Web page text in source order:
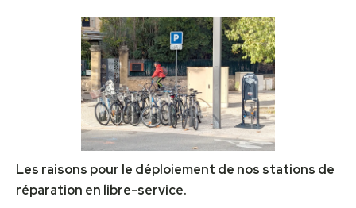
Les raisons pour le déploiement de nos stations de
réparation en libre-service.